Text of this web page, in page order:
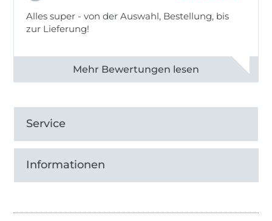
Alles super - von der Auswahl, Bestellung, bis
zur Lieferung!
Alle 82968 Bewertungen ansehen
Service
Informationen